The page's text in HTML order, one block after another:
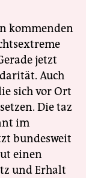
kommenden
jetzt
Auch
sich vor Ort
Die taz
im
bundesweit
einen
und Erhalt